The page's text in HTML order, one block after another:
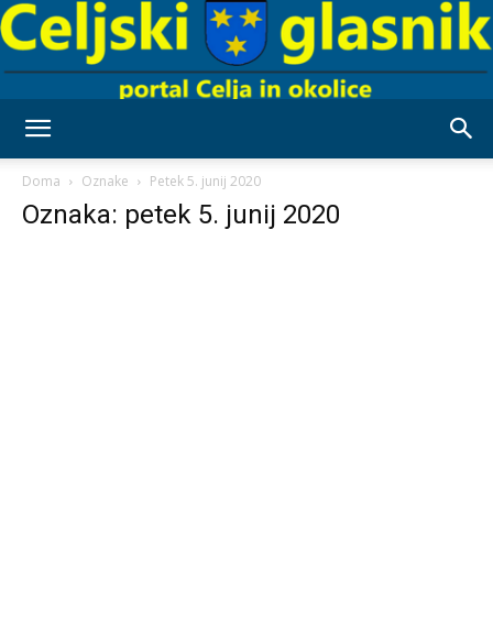
Doma Oznake Petek 5. junij 2020
Oznaka: petek 5. junij 2020